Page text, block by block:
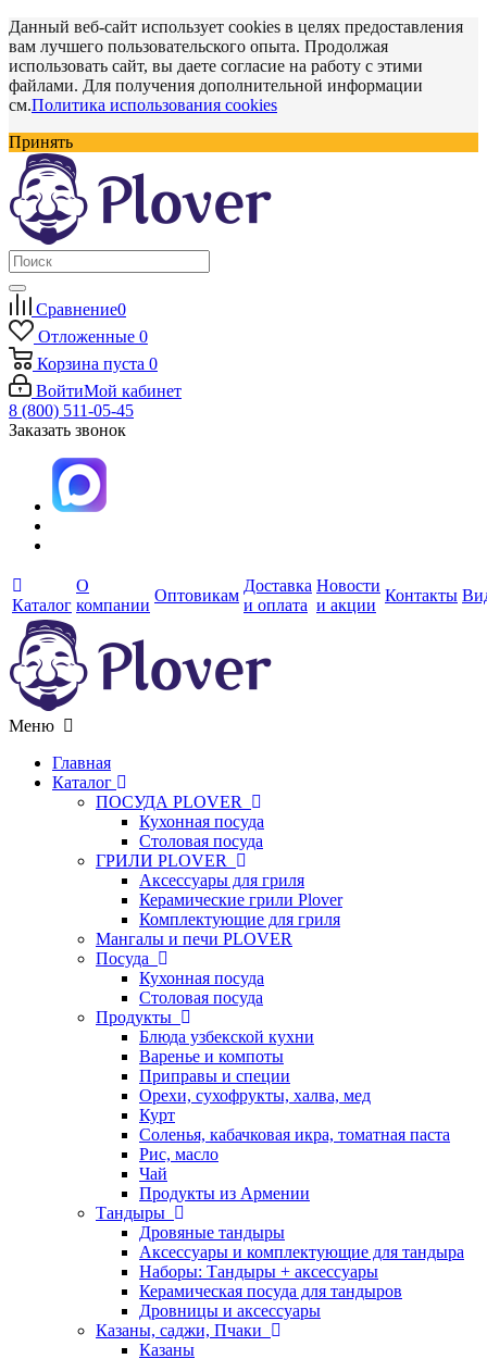
Данный веб-сайт использует cookies в целях предоставления
вам лучшего пользовательского опыта. Продолжая
использовать сайт, вы даете согласие на работу с этими
файлами. Для получения дополнительной информации
см.Политика использования cookies
Принять
Сравнение0
Отложенные 0
Корзина пуста 0
ВойтиМой кабинет
8 (800) 511-05-45
Заказать звонок
Каталог
О
компании
Оптовикам
Доставка
и оплата
Новости
и акции
Контакты
Меню
Главная
Каталог
ПОСУДА PLOVER
Кухонная посуда
Столовая посуда
ГРИЛИ PLOVER
Аксессуары для гриля
Керамические грили Plover
Комплектующие для гриля
Мангалы и печи PLOVER
Посуда
Кухонная посуда
Столовая посуда
Продукты
Блюда узбекской кухни
Варенье и компоты
Приправы и специи
Орехи, сухофрукты, халва, мед
Курт
Соленья, кабачковая икра, томатная паста
Рис, масло
Чай
Продукты из Армении
Тандыры
Дровяные тандыры
Аксессуары и комплектующие для тандыра
Наборы: Тандыры + аксессуары
Керамическая посуда для тандыров
Дровницы и аксессуары
Казаны, саджи, Пчаки
Казаны